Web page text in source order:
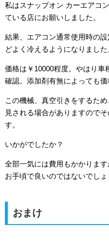
私はスナップオン カーエアコ
ている店にお願いしました。
結果、エアコン通常使用時の
どよく冷えるようになりました
価格は￥10000程度。やはり
確認。添加剤有無によっても価
この機械、真空引きをするた
見される場合がありますので
す。
いかがでしたか？
全部一気には費用もかかりま
お手頃で良いのではないでしょ
おまけ